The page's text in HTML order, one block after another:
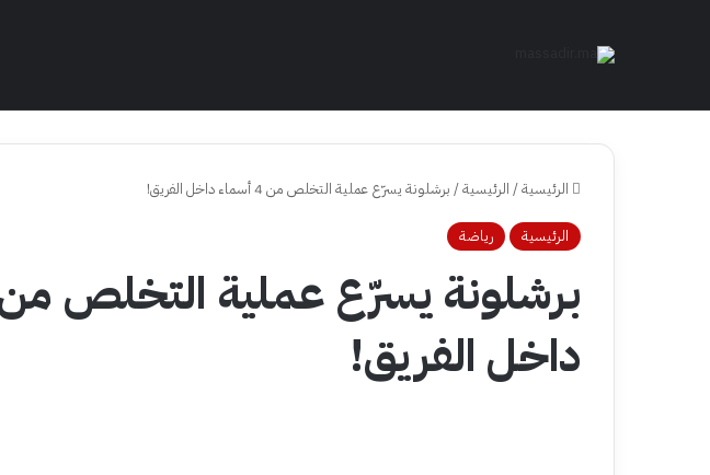
الرئيسية/ الرئيسية/ برشلونة يسرّع عملية التخلص من 4 أسماء داخل الفريق!
الرئيسية رياضة
داخل الفريق!